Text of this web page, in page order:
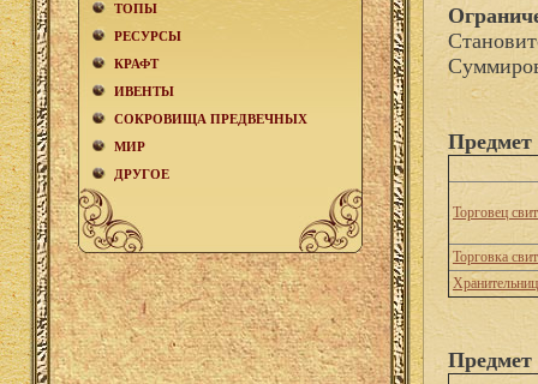
ТОПЫ
РЕСУРСЫ
КРАФТ
ИВЕНТЫ
СОКРОВИЩА ПРЕДВЕЧНЫХ
МИР
ДРУГОЕ
Предмет
Торговец
Торговка
Предмет